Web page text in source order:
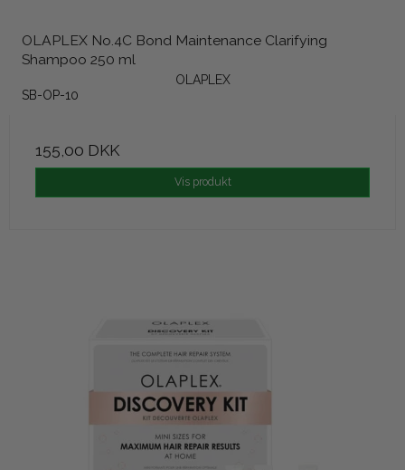
OLAPLEX No.4C Bond Maintenance Clarifying
Shampoo 250 ml
OLAPLEX
SB-OP-10
155,00 DKK
Vis produkt